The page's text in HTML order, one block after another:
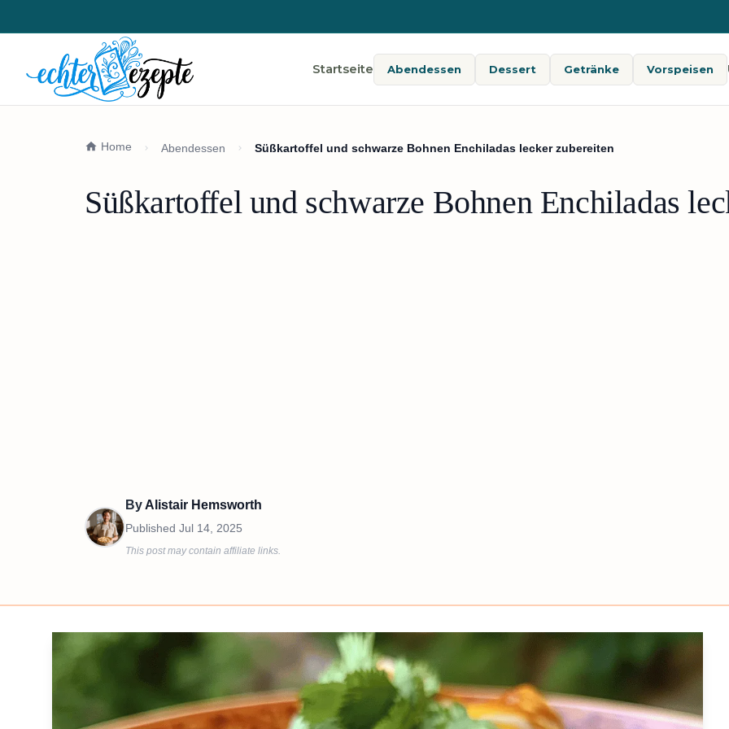
Startseite Abendessen Dessert Getränke Vorspeisen
Home Abendessen Süßkartoffel und schwarze Bohnen Enchiladas lecker zubereiten
Süßkartoffel und schwarze Bohnen Enchiladas
ByAlistair Hemsworth
Published Jul 14, 2025
This post may contain affiliate links.